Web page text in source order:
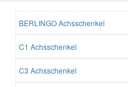
BERLINGO Achsschenkel
C1 Achsschenkel
C3 Achsschenkel